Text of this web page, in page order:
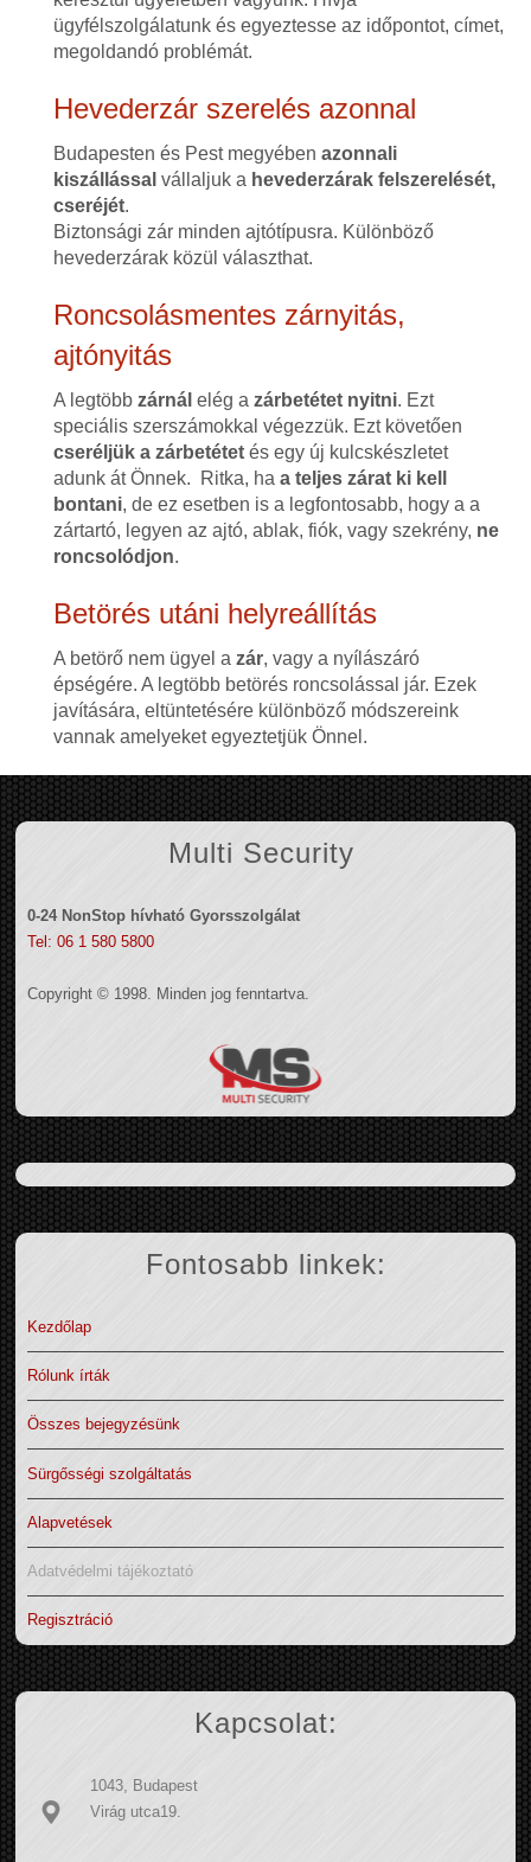
ügyfélszolgálatunk és egyeztesse az időpontot, címet,
megoldandó problémát.
Hevederzár szerelés azonnal
Budapesten és Pest megyében azonnali
kiszállással vállaljuk a hevederzárak felszerelését,
cseréjét.
Biztonsági zár minden ajtótípusra. Különböző
hevederzárak közül választhat.
Roncsolásmentes zárnyitás,
ajtónyitás
A legtöbb zárnál elég a zárbetétet nyitni. Ezt
speciális szerszámokkal végezzük. Ezt követően
cseréljük a zárbetétetés egy új kulcskészletet
adunk át Önnek. Ritka, ha a teljes zárat ki kell
bontani, de ez esetben is a legfontosabb, hogy a a
zártartó, legyen az ajtó, ablak, fiók, vagy szekrény, ne
roncsolódjon.
Betörés utáni helyreállítás
A betörő nem ügyel a zár, vagy a nyílászáró
épségére. A legtöbb betörés roncsolással jár. Ezek
javítására, eltüntetésére különböző módszereink
vannak amelyeket egyeztetjük Önnel.
Multi Security
0-24 NonStop hívható Gyorsszolgálat
Tel: 06 1 580 5800
Copyright © 1998. Minden jog fenntartva.
Fontosabb linkek:
Kezdőlap
Rólunk írták
Összes bejegyzésünk
Sürgősségi szolgáltatás
Alapvetések
Adatvédelmi tájékoztató
Regisztráció
Kapcsolat:
1043, Budapest
Virág utca19.